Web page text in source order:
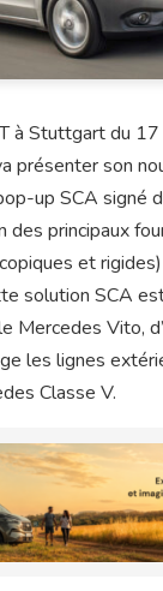
à Stuttgart du
présenter son
up SCA signé
des principaux
et
solution SCA
Mercedes Vito,
les lignes
Classe V.